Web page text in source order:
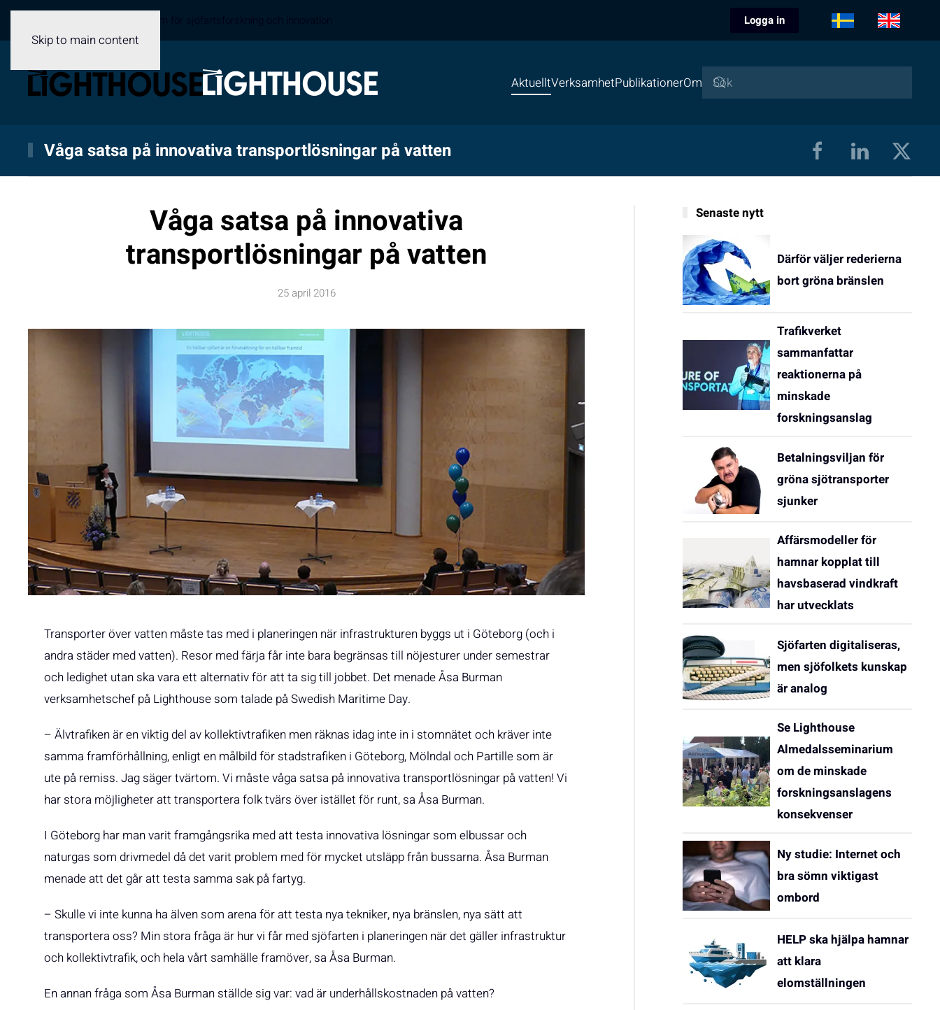
Skip to main content
Logga in
AktuelltVerksamhetPublikationerOm
Våga satsa på innovativa transportlösningar på vatten
Våga satsa på innovativa
transportlösningar på vatten
25 april 2016
Transporter över vatten måste tas med i planeringen när infrastrukturen byggs ut i Göteborg (och i
andra städer med vatten). Resor med färja får inte bara begränsas till nöjesturer under semestrar
och ledighet utan ska vara ett alternativ för att ta sig till jobbet. Det menade Åsa Burman
verksamhetschef på Lighthouse som talade på Swedish Maritime Day.
– Älvtrafiken är en viktig del av kollektivtrafiken men räknas idag inte in i stomnätet och kräver inte
samma framförhållning, enligt en målbild för stadstrafiken i Göteborg, Mölndal och Partille som är
ute på remiss. Jag säger tvärtom. Vi måste våga satsa på innovativa transportlösningar på vatten! Vi
har stora möjligheter att transportera folk tvärs över istället för runt, sa Åsa Burman.
I Göteborg har man varit framgångsrika med att testa innovativa lösningar som elbussar och
naturgas som drivmedel då det varit problem med för mycket utsläpp från bussarna. Åsa Burman
menade att det går att testa samma sak på fartyg.
– Skulle vi inte kunna ha älven som arena för att testa nya tekniker, nya bränslen, nya sätt att
transportera oss? Min stora fråga är hur vi får med sjöfarten i planeringen när det gäller infrastruktur
och kollektivtrafik, och hela vårt samhälle framöver, sa Åsa Burman.
En annan fråga som Åsa Burman ställde sig var: vad är underhållskostnaden på vatten?
Senaste nytt
Därför väljer rederierna
bort gröna bränslen
Trafikverket
sammanfattar
reaktionerna på
minskade
forskningsanslag
Betalningsviljan för
gröna sjötransporter
sjunker
Affärsmodeller för
hamnar kopplat till
havsbaserad vindkraft
har utvecklats
Sjöfarten digitaliseras,
men sjöfolkets kunskap
är analog
Se Lighthouse
Almedalsseminarium
om de minskade
forskningsanslagens
konsekvenser
Ny studie: Internet och
bra sömn viktigast
ombord
HELP ska hjälpa hamnar
att klara
elomställningen